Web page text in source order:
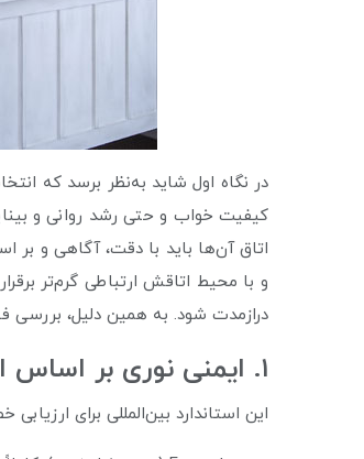
در نگاه اول شاید به‌نظر برسد که
کیفیت خواب و حتی رشد روانی و
اتاق آن‌ها باید با دقت، آگاهی و بر
و با محیط اتاقش ارتباطی گرم‌تر
درازمدت شود. به همین دلیل، بررسی
۱. ایمنی نوری بر اساس استاندارد جهانی IEC 62471
این استاندارد بین‌المللی برای